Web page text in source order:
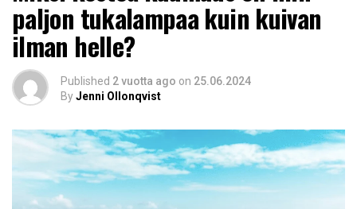
paljon tukalampaa kuin kuivan
ilman helle?
Published 2 vuotta ago on 25.06.2024
ByJenni Ollonqvist